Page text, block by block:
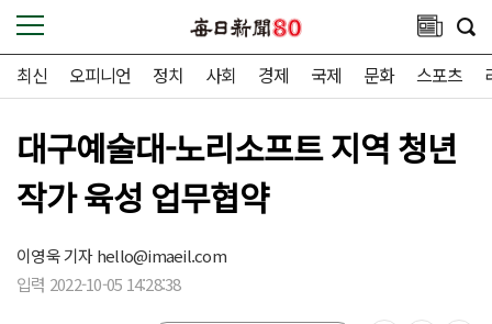
최신 오피니언 정치 사회 경제 국제 문화 스포츠
대구예술대-노리소프트 지역 청년
작가 육성 업무협약
이영욱 기자hello@imaeil.com
입력 2022-10-05 14:28:38